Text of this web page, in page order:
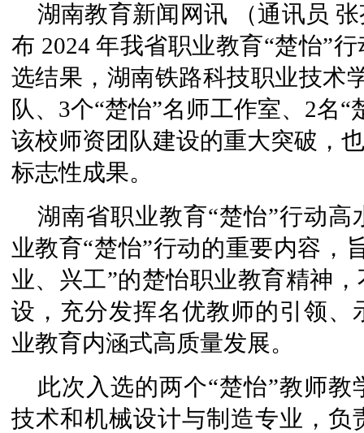
湖南教育新闻网讯 （通讯员
布 2024 年我省职业教育“楚怡”
选结果，湖南铁路科技职业技术
队、3个“楚怡”名师工作室、2名
该校师资团队建设的重大突破，
标志性成果。
湖南省职业教育“楚怡”行动
业教育“楚怡”行动的重要内容，
业、兴工”的楚怡职业教育精神
设，充分发挥名优教师的引领
业教育内涵式高质量发展。
此次入选的两个“楚怡”教师
技术和机械设计与制造专业，